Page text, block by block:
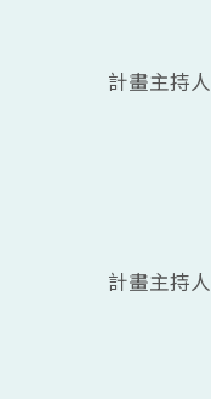
計畫主持人
計畫主持人